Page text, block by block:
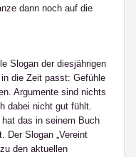
dann noch auf die
Slogan der diesjährigen
die Zeit passt: Gefühle
Argumente sind nichts
dabei nicht gut fühlt.
das in seinem Buch
Der Slogan „Vereint
den aktuellen